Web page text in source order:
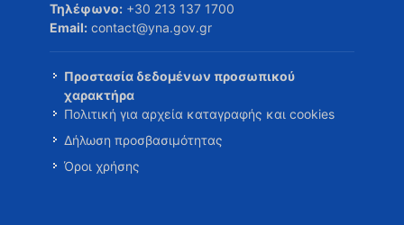
Τηλέφωνο: +30 213 137 1700
Email: contact@yna.gov.gr
Προστασία δεδομένων προσωπικού
χαρακτήρα
Πολιτική για αρχεία καταγραφής και cookies
Δήλωση προσβασιμότητας
Όροι χρήσης